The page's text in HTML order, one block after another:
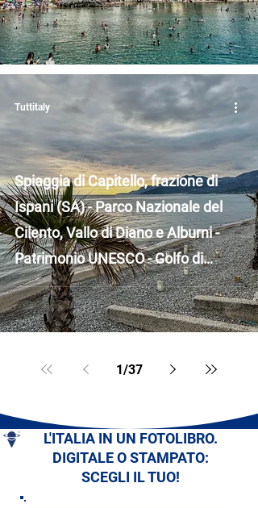
Spiaggia di Capitello, frazione di
Ispani (SA) - Parco Nazionale del
Cilento, Vallo di Diano e Alburni -
Patrimonio UNESCO - Golfo di
Policastro - Campania
Tuttitaly
1/37
L'ITALIA IN UN FOTOLIBRO.
DIGITALE O STAMPATO:
SCEGLI IL TUO!